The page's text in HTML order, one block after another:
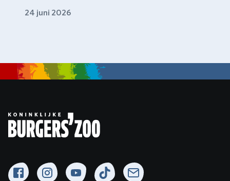
24 juni 2026
FacebookInstagramYouTubeTikTok Newsletter